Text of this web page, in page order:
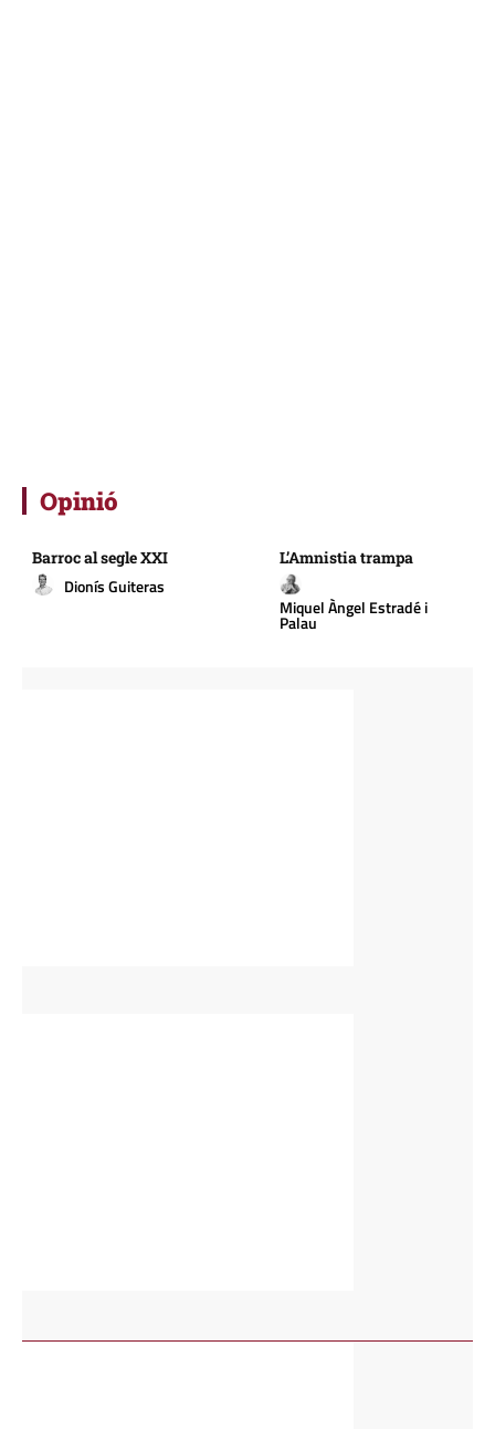
Opinió
Barroc al segle XXI
Dionís Guiteras
L’Amnistia trampa
Miquel Àngel Estradé i
Palau